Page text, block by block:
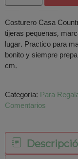
Costurero Casa
tijeras pequenas,
lugar. Practico para
bonito y siempre
cm.
Categoría: Para
Comentarios